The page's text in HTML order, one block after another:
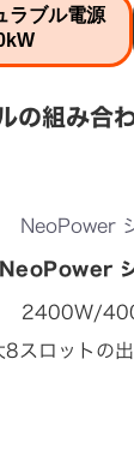
ラブル電源
の組み合
NeoPower
2400W/
8スロットの